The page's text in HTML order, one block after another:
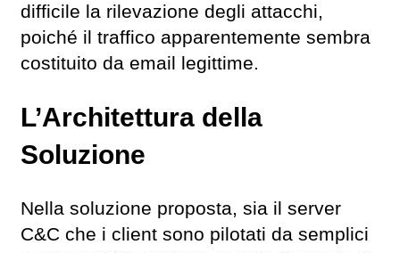
difficile la rilevazione degli attacchi,
poiché il traffico apparentemente sembra
costituito da email legittime.
L’Architettura della
Soluzione
Nella soluzione proposta, sia il server
C&C che i client sono pilotati da semplici